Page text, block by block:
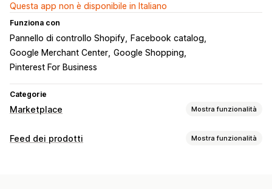
Questa app non è disponibile in Italiano
Funziona con
Pannello di controllo Shopify
Facebook catalog
Google Merchant Center Google Shopping
Pinterest For Business
Categorie
Marketplace Mostra funzionalità
Gestione delle inserzioni
Feed dei prodotti Mostra funzionalità